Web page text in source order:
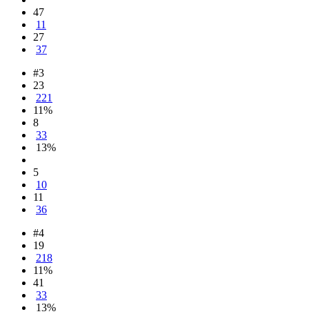
47
11
27
37
#3
23
221
11%
8
33
13%
5
10
11
36
#4
19
218
11%
41
33
13%